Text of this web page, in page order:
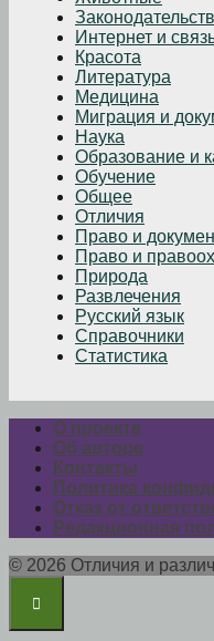
Интернет и
Красота
Литература
Медицина
Миграция и
Наука
Образование и
Обучение
Общее
Отличия
Право и
Право и
Природа
Развлечения
Русский язык
Справочники
Статистика
О проекте
Об авторе
Контакты
Политика
Отказ от
Редакционная
© 2026 Отличия и